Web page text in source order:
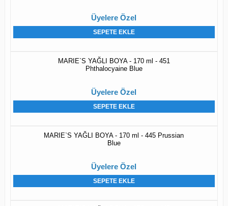
Üyelere Özel
SEPETE EKLE
MARIE`S YAĞLI BOYA - 170 ml - 451
Phthalocyaine Blue
Üyelere Özel
SEPETE EKLE
MARIE`S YAĞLI BOYA - 170 ml - 445 Prussian
Blue
Üyelere Özel
SEPETE EKLE